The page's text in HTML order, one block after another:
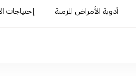
أدوية الأمراض المزمنة إحتياجات